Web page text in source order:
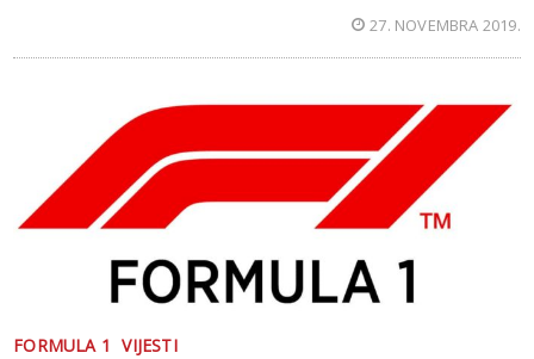
27. NOVEMBRA 2019.
FORMULA 1 VIJESTI